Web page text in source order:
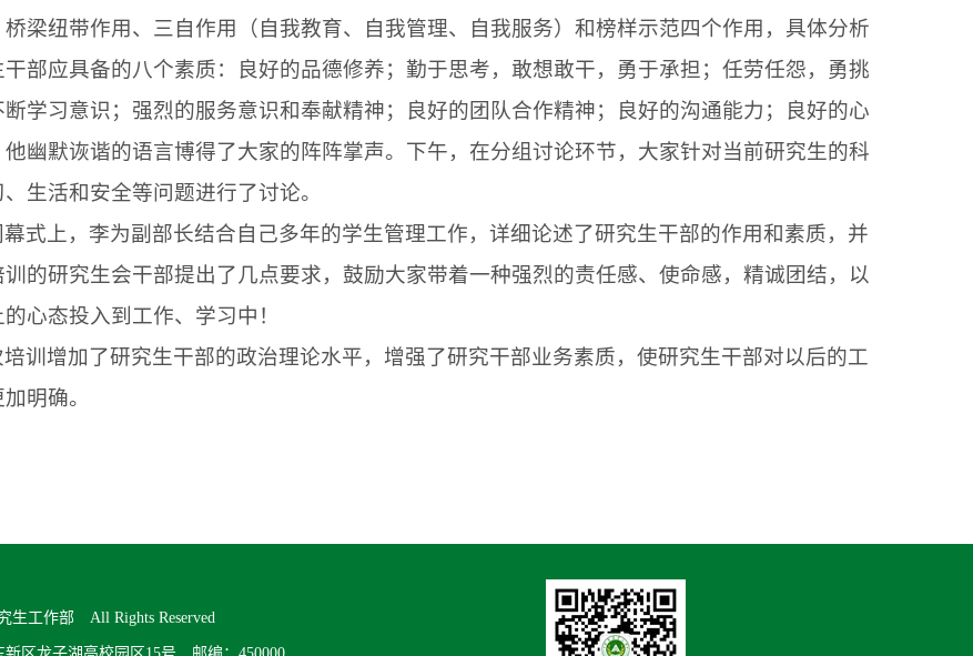
桥梁纽带作用、三自作用（自我教育、自我管理、自我服务）和榜样示范四个作用，具体分析
干部应具备的八个素质：良好的品德修养；勤于思考，敢想敢干，勇于承担；任劳任怨，勇挑
断学习意识；强烈的服务意识和奉献精神；良好的团队合作精神；良好的沟通能力；良好的心
幽默诙谐的语言博得了大家的阵阵掌声。下午，在分组讨论环节，大家针对当前研究生的科
生活和安全等问题进行了讨论。
幕式上，李为副部长结合自己多年的学生管理工作，详细论述了研究生干部的作用和素质，并
训的研究生会干部提出了几点要求，鼓励大家带着一种强烈的责任感、使命感，精诚团结，以
心态投入到工作、学习中！
培训增加了研究生干部的政治理论水平，增强了研究干部业务素质，使研究生干部对以后的工
明确。
生工作部 All Rights Reserved